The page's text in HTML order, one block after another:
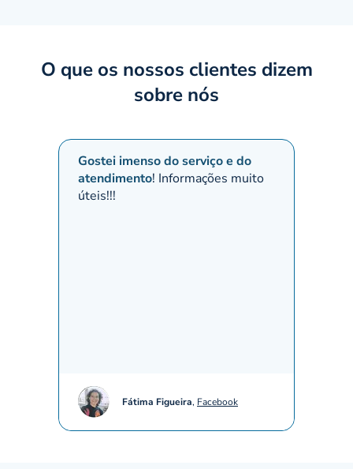
O que os nossos clientes dizem
sobre nós
Gostei imenso do serviço e do
atendimento! Informações muito
úteis!!!
Fátima Figueira, Facebook